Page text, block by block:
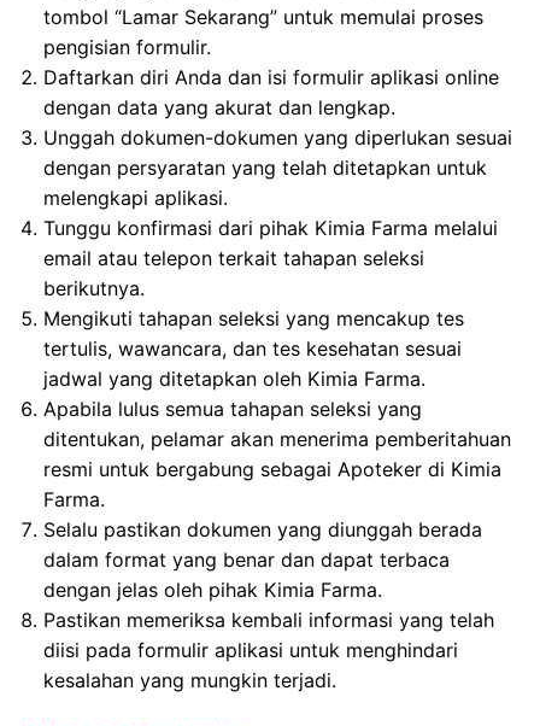
tombol “Lamar Sekarang” untuk memulai proses
pengisian formulir.
Daftarkan diri Anda dan isi formulir aplikasi online
dengan data yang akurat dan lengkap.
Unggah dokumen-dokumen yang diperlukan sesuai
dengan persyaratan yang telah ditetapkan untuk
melengkapi aplikasi.
Tunggu konfirmasi dari pihak Kimia Farma melalui
email atau telepon terkait tahapan seleksi
berikutnya.
Mengikuti tahapan seleksi yang mencakup tes
tertulis, wawancara, dan tes kesehatan sesuai
jadwal yang ditetapkan oleh Kimia Farma.
Apabila lulus semua tahapan seleksi yang
ditentukan, pelamar akan menerima pemberitahuan
resmi untuk bergabung sebagai Apoteker di Kimia
Farma.
Selalu pastikan dokumen yang diunggah berada
dalam format yang benar dan dapat terbaca
dengan jelas oleh pihak Kimia Farma.
Pastikan memeriksa kembali informasi yang telah
diisi pada formulir aplikasi untuk menghindari
kesalahan yang mungkin terjadi.